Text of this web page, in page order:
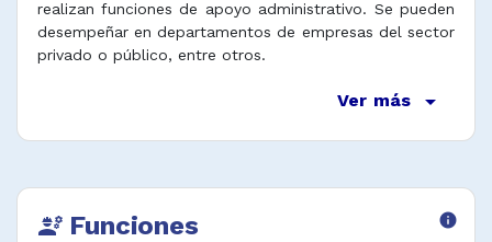
realizan funciones de apoyo administrativo. Se pueden
desempeñar en departamentos de empresas del sector
privado o público, entre otros.
Ver más arrow_drop_down
engineering Funciones info